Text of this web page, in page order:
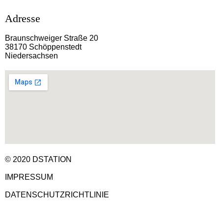
Adresse
Braunschweiger Straße 20
38170 Schöppenstedt
Niedersachsen
© 2020 DSTATION
IMPRESSUM
DATENSCHUTZRICHTLINIE